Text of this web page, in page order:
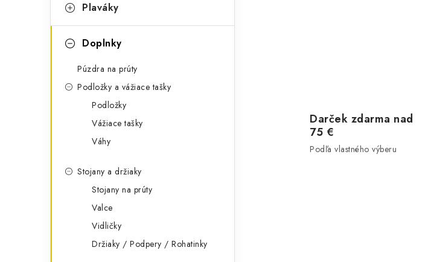
l
Plaváky
Doplnky
Púzdra na prúty
Podložky a vážiace tašky
Podložky
Vážiace tašky
Váhy
Stojany a držiaky
Stojany na prúty
Valce
Vidličky
Držiaky / Podpery / Rohatinky
Darček zdarma nad
75 €
Podľa vlastného výberu